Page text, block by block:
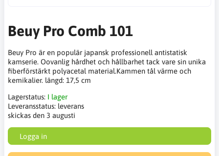
Beuy Pro Comb 101
Beuy Pro är en populär japansk professionell antistatisk
kamserie. Oovanlig hårdhet och hållbarhet tack vare sin unika
fiberförstärkt polyacetal material.Kammen tål värme och
kemikalier. längd: 17,5 cm
Lagerstatus: I lager
Leveransstatus: leverans
skickas den 3 augusti
Logga in